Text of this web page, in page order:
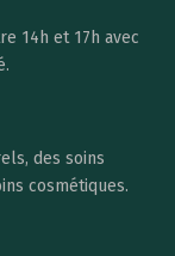
14h et 17h avec
des soins
cosmétiques.